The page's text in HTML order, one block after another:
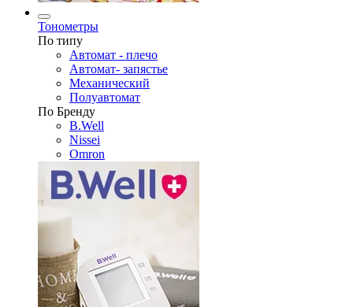
Тонометры
По типу
Автомат - плечо
Автомат- запястье
Механический
Полуавтомат
По Бренду
B.Well
Nissei
Omron